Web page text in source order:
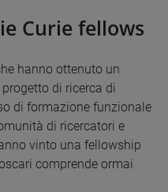
Curie fellows
hanno ottenuto un
di ricerca di
di formazione funzionale
di ricercatori e
vinto una fellowship
comprende ormai